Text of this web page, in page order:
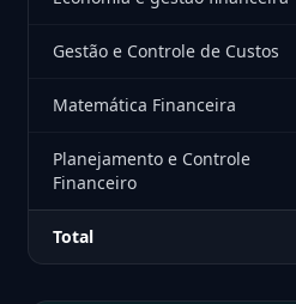
Gestão e Controle de Custos
Matemática Financeira
Planejamento e Controle
Financeiro
Total